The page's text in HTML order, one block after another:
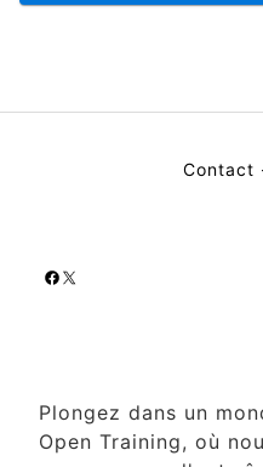
Contact
Facebook
X
Plongez dans un
Open Training, où